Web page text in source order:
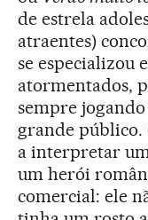
de estrela
atraentes)
se especializou
atormentados,
sempre
grande público.
a interpretar
um herói
comercial: ele